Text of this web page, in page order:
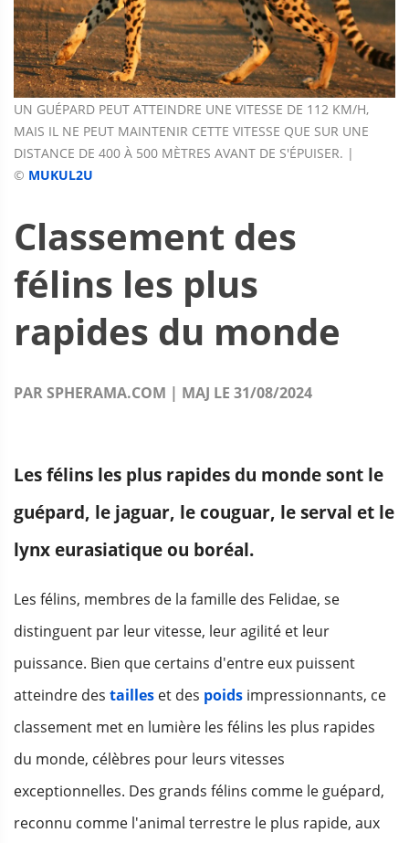
UN GUÉPARD PEUT ATTEINDRE UNE VITESSE DE 112 KM/H,
MAIS IL NE PEUT MAINTENIR CETTE VITESSE QUE SUR UNE
DISTANCE DE 400 À 500 MÈTRES AVANT DE S'ÉPUISER. |
© MUKUL2U
Classement des
félins les plus
rapides du monde
PAR SPHERAMA.COM | MAJ LE 31/08/2024
Les félins les plus rapides du monde sont le
guépard, le jaguar, le couguar, le serval et le
lynx eurasiatique ou boréal.
Les félins, membres de la famille des Felidae, se
distinguent par leur vitesse, leur agilité et leur
puissance. Bien que certains d'entre eux puissent
atteindre des tailles et des poids impressionnants, ce
classement met en lumière les félins les plus rapides
du monde, célèbres pour leurs vitesses
exceptionnelles. Des grands félins comme le guépard,
reconnu comme l'animal terrestre le plus rapide, aux